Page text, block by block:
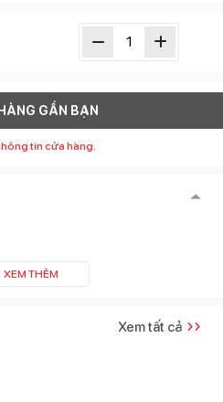
GẦN BẠN
tin cửa hàng.
XEM THÊM
Xem tất cả